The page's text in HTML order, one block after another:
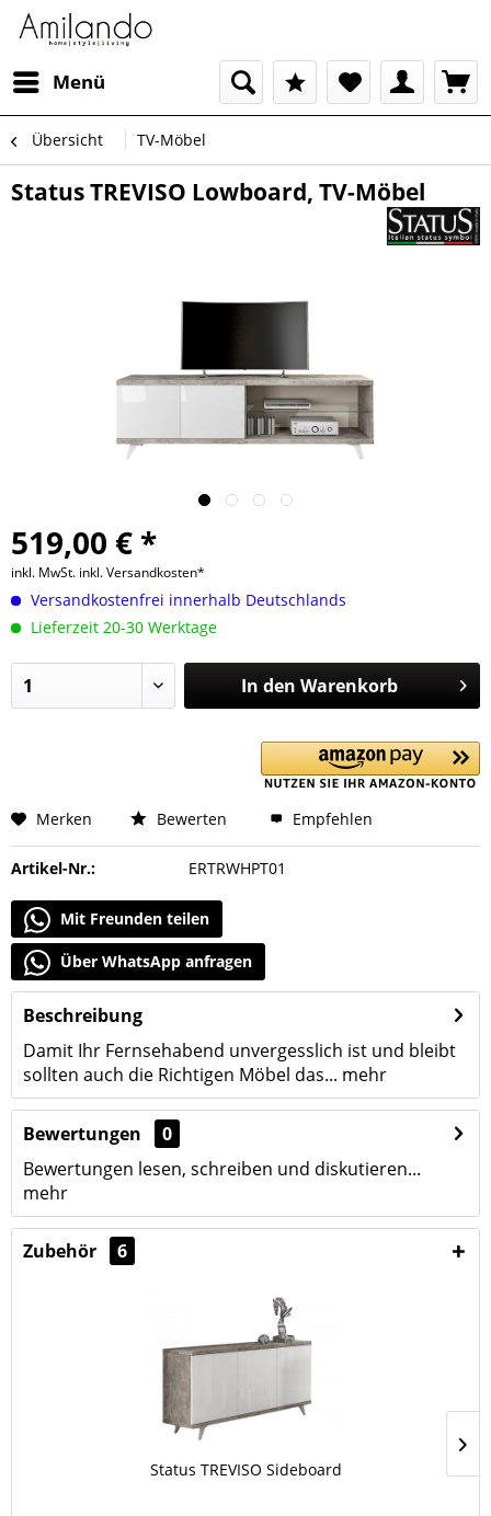
Menü
Übersicht TV-Möbel
Status TREVISO Lowboard, TV-Möbel
519,00 € *
inkl. MwSt. inkl. Versandkosten*
Versandkostenfrei innerhalb Deutschlands
Lieferzeit 20-30 Werktage
In den Warenkorb
Merken Bewerten Empfehlen
Artikel-Nr.: ERTRWHPT01
Mit Freunden teilen
Über WhatsApp anfragen
Beschreibung
Damit Ihr Fernsehabend unvergesslich ist und bleibt
sollten auch die Richtigen Möbel das... mehr
Bewertungen
0
Bewertungen lesen, schreiben und diskutieren...
mehr
Zubehör 6
Status TREVISO Sideboard